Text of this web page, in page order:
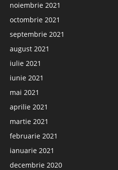
noiembrie 2021
octombrie 2021
septembrie 2021
august 2021
iulie 2021
iunie 2021
mai 2021
aprilie 2021
martie 2021
februarie 2021
ianuarie 2021
decembrie 2020